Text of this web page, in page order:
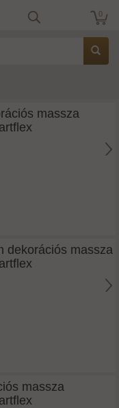
0
massza
dekorációs massza
massza